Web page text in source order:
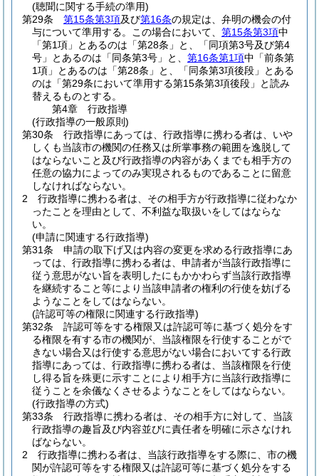
(聴聞に関する手続の準用)
第29条
第15条第3項及び第16条の規定は、弁明の機会の付
与について準用する。
この場合において、 第15条第3項中
「第1項」とあるのは「第28条」と、「同項第3号及び第4
号」とあるのは「同条第3号」と、 第16条第1項中「前条第
1項」とあるのは「第28条」と、「同条第3項後段」とある
のは「第29条において準用する第15条第3項後段」と読み
替えるものとする。
第4章
行政指導
(行政指導の一般原則)
第30条
行政指導にあっては、行政指導に携わる者は、いや
しくも当該市の機関の任務又は所掌事務の範囲を逸脱して
はならないこと及び行政指導の内容があくまでも相手方の
任意の協力によってのみ実現されるものであることに留意
しなければならない。
2
行政指導に携わる者は、その相手方が行政指導に従わなか
ったことを理由として、不利益な取扱いをしてはならな
い。
(申請に関連する行政指導)
第31条
申請の取下げ又は内容の変更を求める行政指導にあ
っては、行政指導に携わる者は、申請者が当該行政指導に
従う意思がない旨を表明したにもかかわらず当該行政指導
を継続すること等により当該申請者の権利の行使を妨げる
ようなことをしてはならない。
(許認可等の権限に関連する行政指導)
第32条
許認可等をする権限又は許認可等に基づく処分をす
る権限を有する市の機関が、当該権限を行使することがで
きない場合又は行使する意思がない場合においてする行政
指導にあっては、行政指導に携わる者は、当該権限を行使
し得る旨を殊更に示すことにより相手方に当該行政指導に
従うことを余儀なくさせるようなことをしてはならない。
(行政指導の方式)
第33条
行政指導に携わる者は、その相手方に対して、当該
行政指導の趣旨及び内容並びに責任者を明確に示さなけれ
ばならない。
2
行政指導に携わる者は、当該行政指導をする際に、市の機
関が許認可等をする権限又は許認可等に基づく処分をする